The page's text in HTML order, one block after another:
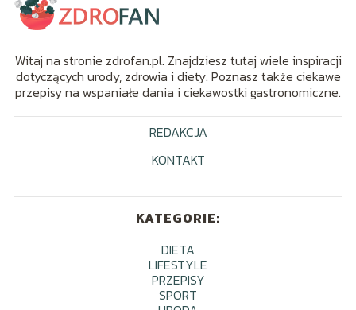
Witaj na stronie zdrofan.pl. Znajdziesz tutaj wiele inspiracji
dotyczących urody, zdrowia i diety. Poznasz także ciekawe
przepisy na wspaniałe dania i ciekawostki gastronomiczne.
REDAKCJA
KONTAKT
KATEGORIE:
DIETA
LIFESTYLE
PRZEPISY
SPORT